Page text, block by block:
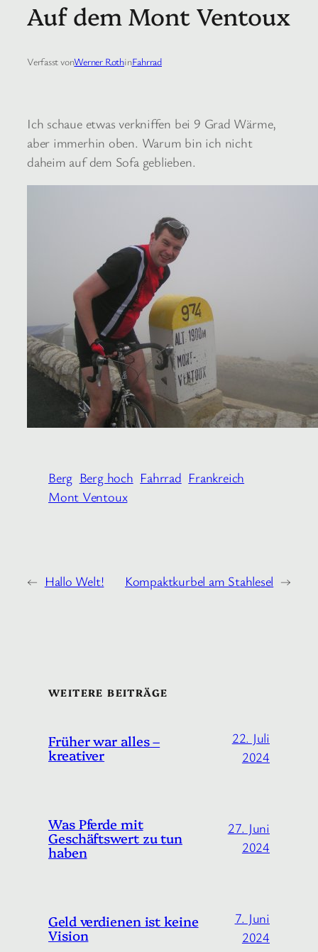
Auf dem Mont Ventoux
Verfasst vonWerner RothinFahrrad
Ich schaue etwas verkniffen bei 9 Grad Wärme,
aber immerhin oben. Warum bin ich nicht
daheim auf dem Sofa geblieben.
Berg Berg hoch Fahrrad Frankreich
Mont Ventoux
← Hallo Welt! Kompaktkurbel am Stahlesel →
WEITERE BEITRÄGE
Früher war alles –
kreativer
22. Juli
2024
Was Pferde mit
Geschäftswert zu tun
haben
27. Juni
2024
Geld verdienen ist keine
Vision
7. Juni
2024